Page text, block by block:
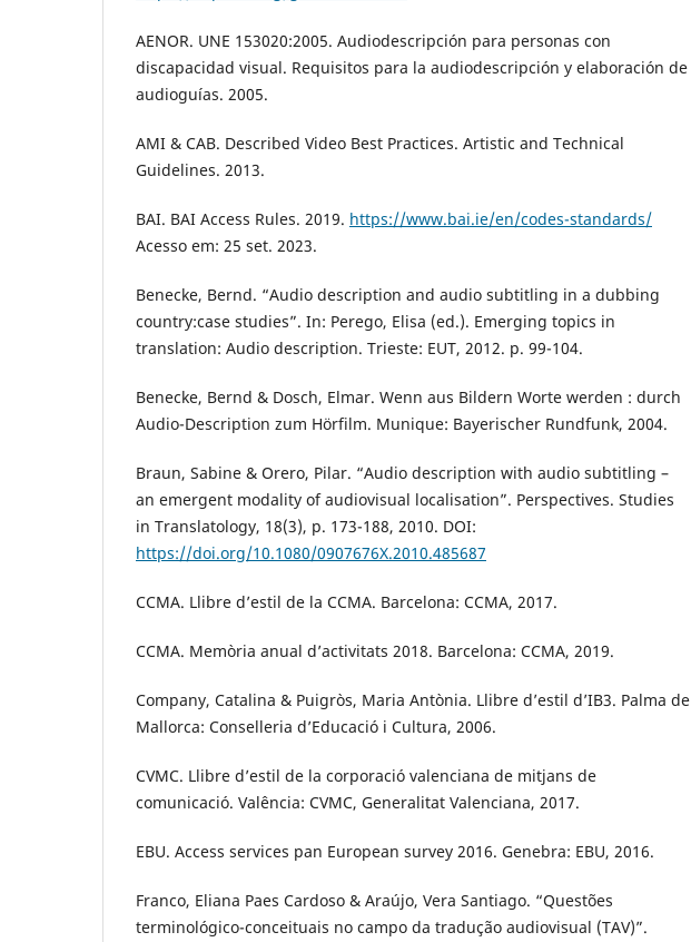
AENOR. UNE 153020:2005. Audiodescripción para personas con
discapacidad visual. Requisitos para la audiodescripción y elaboración de
audioguías. 2005.
AMI & CAB. Described Video Best Practices. Artistic and Technical
Guidelines. 2013.
BAI. BAI Access Rules. 2019. https://www.bai.ie/en/codes-standards/
Acesso em: 25 set. 2023.
Benecke, Bernd. “Audio description and audio subtitling in a dubbing
country:case studies”. In: Perego, Elisa (ed.). Emerging topics in
translation: Audio description. Trieste: EUT, 2012. p. 99-104.
Benecke, Bernd & Dosch, Elmar. Wenn aus Bildern Worte werden : durch
Audio-Description zum Hörfilm. Munique: Bayerischer Rundfunk, 2004.
Braun, Sabine & Orero, Pilar. “Audio description with audio subtitling –
an emergent modality of audiovisual localisation”. Perspectives. Studies
in Translatology, 18(3), p. 173-188, 2010. DOI:
https://doi.org/10.1080/0907676X.2010.485687
CCMA. Llibre d’estil de la CCMA. Barcelona: CCMA, 2017.
CCMA. Memòria anual d’activitats 2018. Barcelona: CCMA, 2019.
Company, Catalina & Puigròs, Maria Antònia. Llibre d’estil d’IB3. Palma de
Mallorca: Conselleria d’Educació i Cultura, 2006.
CVMC. Llibre d’estil de la corporació valenciana de mitjans de
comunicació. Valência: CVMC, Generalitat Valenciana, 2017.
EBU. Access services pan European survey 2016. Genebra: EBU, 2016.
Franco, Eliana Paes Cardoso & Araújo, Vera Santiago. “Questões
terminológico-conceituais no campo da tradução audiovisual (TAV)”.